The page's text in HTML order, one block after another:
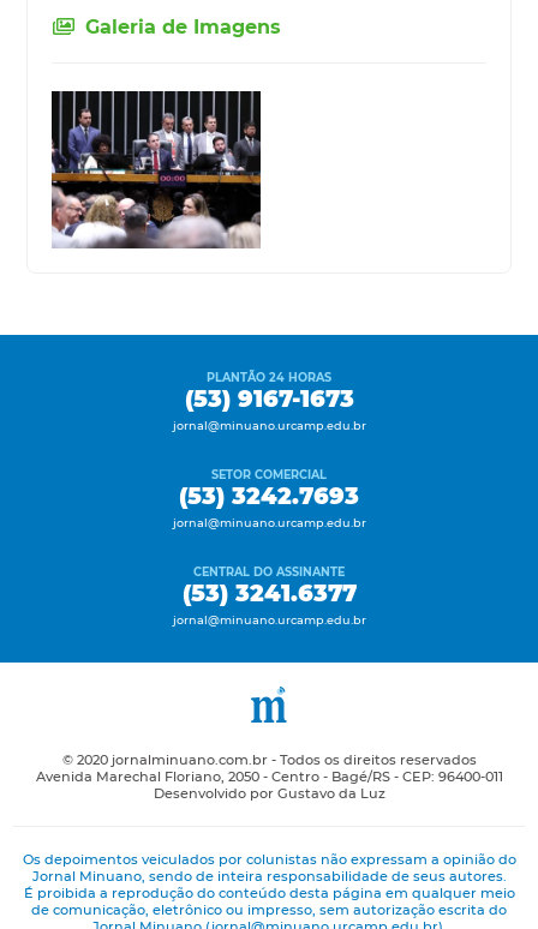
Galeria de Imagens
PLANTÃO 24 HORAS
(53) 9167-1673
jornal@minuano.urcamp.edu.br
SETOR COMERCIAL
(53) 3242.7693
jornal@minuano.urcamp.edu.br
CENTRAL DO ASSINANTE
(53) 3241.6377
jornal@minuano.urcamp.edu.br
© 2020 jornalminuano.com.br - Todos os direitos reservados
Avenida Marechal Floriano, 2050 - Centro - Bagé/RS - CEP: 96400-011
Desenvolvido por Gustavo da Luz
Os depoimentos veiculados por colunistas não expressam a opinião do
Jornal Minuano, sendo de inteira responsabilidade de seus autores.
É proibida a reprodução do conteúdo desta página em qualquer meio
de comunicação, eletrônico ou impresso, sem autorização escrita do